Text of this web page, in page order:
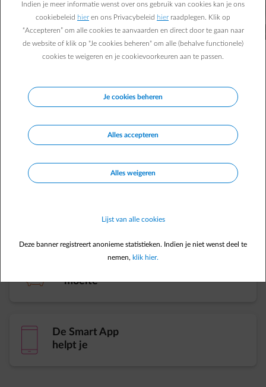
van het net haalt wanneer je eigen productie niet volstaat –
of warmtepomp, maar ook een elektrische wagen, hebben
de mogelijkheid om slim aangestuurd te worden. Je kan ze
Empower-pakketten
element-piggybank
moeite​
De Smart App
helpt je
Indien je meer informatie wenst over ons gebruik van cookies kan je ons
cookiebeleid hier en ons Privacybeleid hier raadplegen. Klik op
“Accepteren” om alle cookies te aanvaarden en direct door te gaan naar
de website of klik op "Je cookies beheren" om alle (behalve functionele)
cookies te weigeren en je cookievoorkeuren aan te passen.
Je cookies beheren
Alles accepteren
Alles weigeren
Lijst van alle cookies
Deze banner registreert anonieme statistieken. Indien je niet wenst deel te
nemen, klik hier.